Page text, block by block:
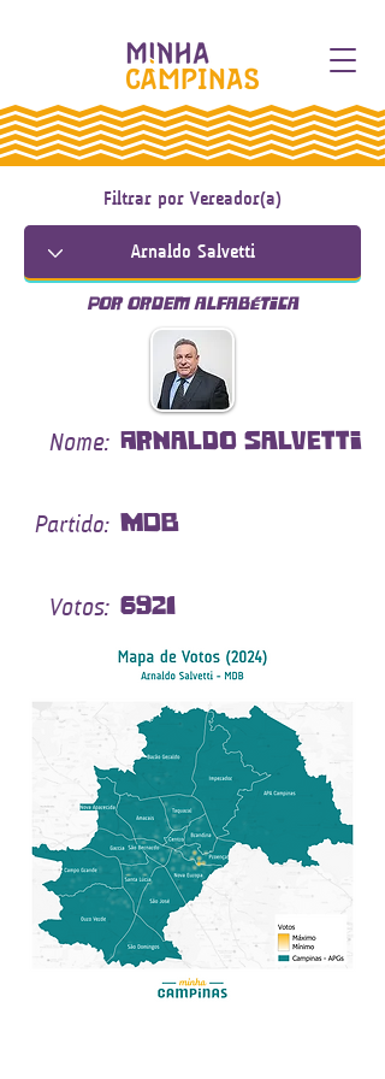
Filtrar por Vereador(a)
Por ordem alfabética
Nome: Arnaldo Salvetti
Partido: MDB
Votos: 6921